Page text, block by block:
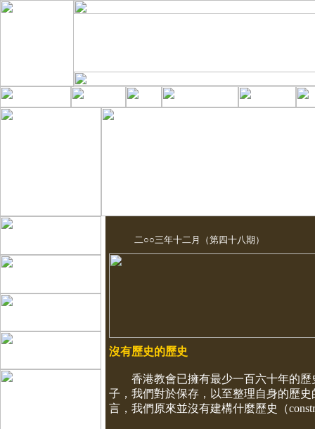
二○○三年十二月（第四十八期）
沒有歷史的歷史
香港教會已擁有最少一百六十年的歷
子，我們對於保存，以至整理自身的歷
言，我們原來並沒有建構什麼歷史（